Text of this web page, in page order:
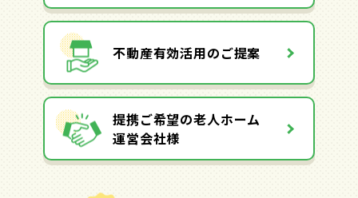
不動産有効活用のご提案
提携ご希望の老人ホーム
運営会社様